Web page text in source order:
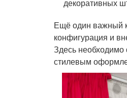
декоративных
Ещё один важный
конфигурация и
Здесь необходимо
стилевым